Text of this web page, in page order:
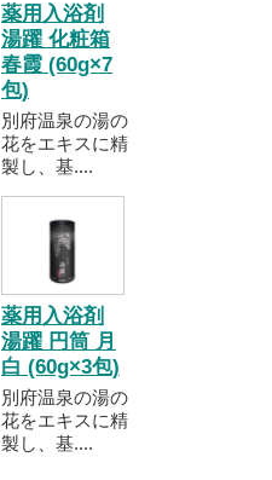
薬用入浴剤
湯躍 化粧箱
春霞 (60g×7
包)
別府温泉の湯の
花をエキスに精
製し、基....
薬用入浴剤
湯躍 円筒 月
白 (60g×3包)
別府温泉の湯の
花をエキスに精
製し、基....